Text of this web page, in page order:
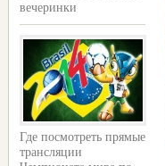
вечеринки
Где посмотреть прямые
трансляции